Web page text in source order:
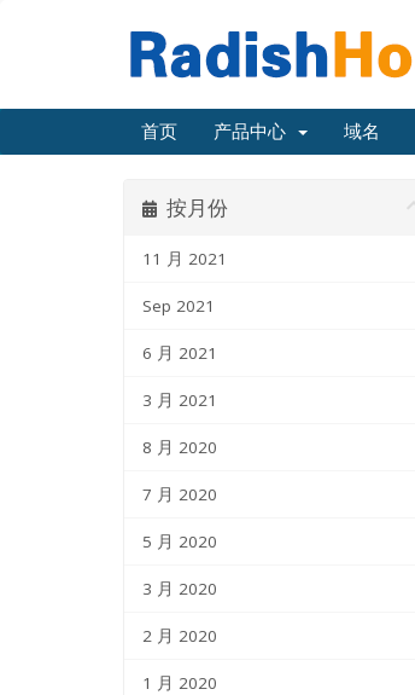
首页 产品中心 域名
按月份
11 月 2021
Sep 2021
6 月 2021
3 月 2021
8 月 2020
7 月 2020
5 月 2020
3 月 2020
2 月 2020
1 月 2020